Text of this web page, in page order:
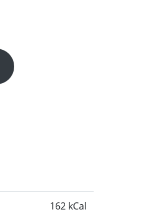
162 kCal